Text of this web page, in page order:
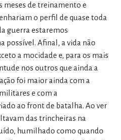
meses de treinamento e
o perfil de quase toda
guerra estaremos
possível. Afinal, a vida não
a mocidade e, para os mais
nos outros que ainda a
foi maior ainda com a
e com a
ao front de batalha. Ao ver
das trincheiras na
humilhado como quando